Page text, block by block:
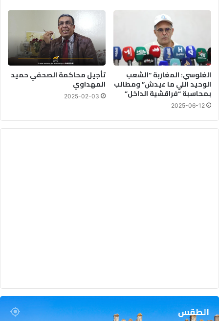
الغلوسي: المغاربة “الشعب
الوحيد اللي ما عيدش” ومطالب
بمحاسبة “فراقشية الداخل”
2025-06-12
تأجيل محاكمة الصحفي حميد
المهداوي
2025-02-03
الطقس